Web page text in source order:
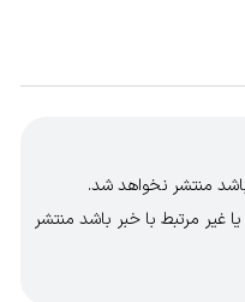
منتشر نخواهد شد.
غیر مرتبط با خبر باشد منتشر
مخالفت با محتوای نظرات